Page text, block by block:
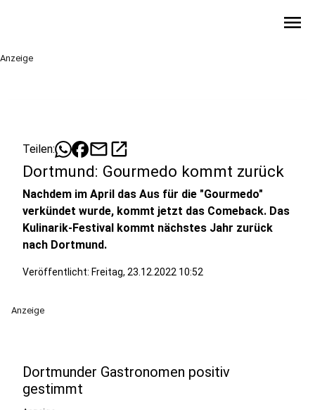
menu
Anzeige
Teilen: mailopen_in_new
Dortmund: Gourmedo kommt zurück
Nachdem im April das Aus für die "Gourmedo"
verkündet wurde, kommt jetzt das Comeback. Das
Kulinarik-Festival kommt nächstes Jahr zurück
nach Dortmund.
Veröffentlicht: Freitag, 23.12.2022 10:52
Anzeige
Dortmunder Gastronomen positiv
gestimmt